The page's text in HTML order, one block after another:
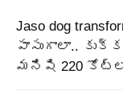
Jaso dog
పాసుగాలా..
మనిషి 220